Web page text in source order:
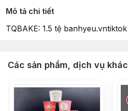
Mô tả chi tiết
TQBAKE: 1.5 tệ banhyeu.vntiktok
Các sản phẩm, dịch vụ khác